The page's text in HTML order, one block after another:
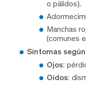
o pálidos).
Manchas
(comunes
Síntomas
Ojos:
Oídos: